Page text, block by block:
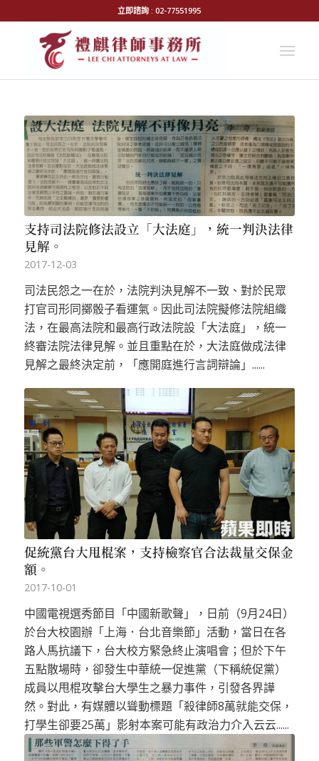
立即諮詢 : 02-77551995
支持司法院修法設立「大法庭」，統一判決法律
見解。
2017-12-03
司法民怨之一在於，法院判決見解不一致、對於民眾
打官司形同擲骰子看運氣。因此司法院擬修法院組織
法，在最高法院和最高行政法院設「大法庭」，統一
終審法院法律見解。並且重點在於，大法庭做成法律
見解之最終決定前，「應開庭進行言詞辯論」......
促統黨台大甩棍案，支持檢察官合法裁量交保金
額。
2017-10-01
中國電視選秀節目「中國新歌聲」，日前（9月24日）
於台大校園辦「上海．台北音樂節」活動，當日在各
路人馬抗議下，台大校方緊急終止演唱會；但於下午
五點散場時，卻發生中華統一促進黨（下稱統促黨）
成員以甩棍攻擊台大學生之暴力事件，引發各界譁
然。對此，有媒體以聳動標題「殺律師8萬就能交保，
打學生卻要25萬」影射本案可能有政治力介入云云......